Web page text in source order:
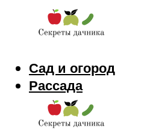
Сад и огород
Рассада
Цветы
Заготовки